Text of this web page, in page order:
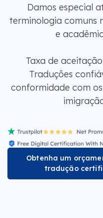
Damos especial
terminologia comuns
e
Taxa de
Traduções
conformidade com
Obtenha um
tradução